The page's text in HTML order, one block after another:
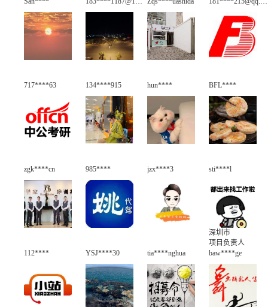
717****63 134****915 hun**** BFL****
zgk****cn 985**** jzx****3 sti****l
112**** YSJ****30 tia****nghua
深圳市
项目负责人
baw****ge